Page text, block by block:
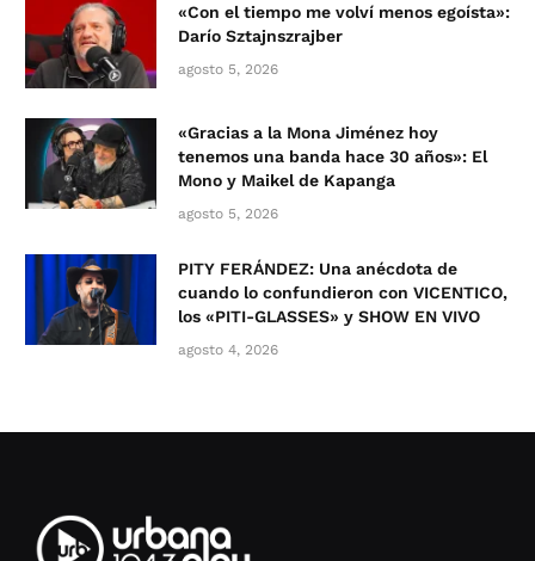
«Con el tiempo me volví menos egoísta»:
Darío Sztajnszrajber
agosto 5, 2026
«Gracias a la Mona Jiménez hoy
tenemos una banda hace 30 años»: El
Mono y Maikel de Kapanga
agosto 5, 2026
PITY FERÁNDEZ: Una anécdota de
cuando lo confundieron con VICENTICO,
los «PITI-GLASSES» y SHOW EN VIVO
agosto 4, 2026